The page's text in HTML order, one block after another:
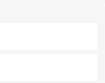
情を楽しめる外せないスポット